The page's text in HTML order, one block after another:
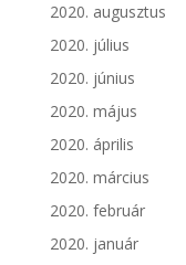
2020. augusztus
2020. július
2020. június
2020. május
2020. április
2020. március
2020. február
2020. január